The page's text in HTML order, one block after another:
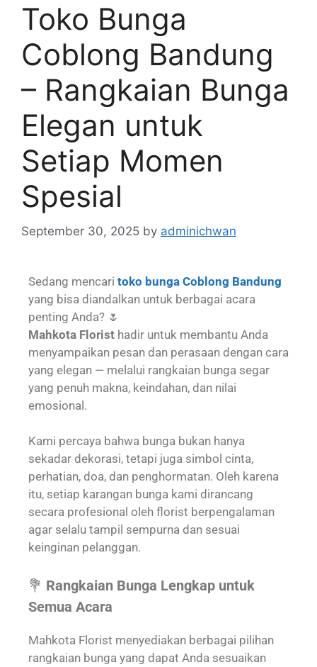
Toko Bunga
Coblong Bandung
– Rangkaian Bunga
Elegan untuk
Setiap Momen
Spesial
September 30, 2025 by adminichwan
Sedang mencari toko bunga Coblong Bandung
yang bisa diandalkan untuk berbagai acara
penting Anda? 🌷
Mahkota Florist hadir untuk membantu Anda
menyampaikan pesan dan perasaan dengan cara
yang elegan — melalui rangkaian bunga segar
yang penuh makna, keindahan, dan nilai
emosional.
Kami percaya bahwa bunga bukan hanya
sekadar dekorasi, tetapi juga simbol cinta,
perhatian, doa, dan penghormatan. Oleh karena
itu, setiap karangan bunga kami dirancang
secara profesional oleh florist berpengalaman
agar selalu tampil sempurna dan sesuai
keinginan pelanggan.
💐 Rangkaian Bunga Lengkap untuk
Semua Acara
Mahkota Florist menyediakan berbagai pilihan
rangkaian bunga yang dapat Anda sesuaikan